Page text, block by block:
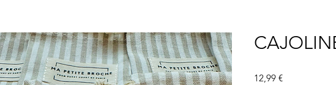
12,99 €Prix